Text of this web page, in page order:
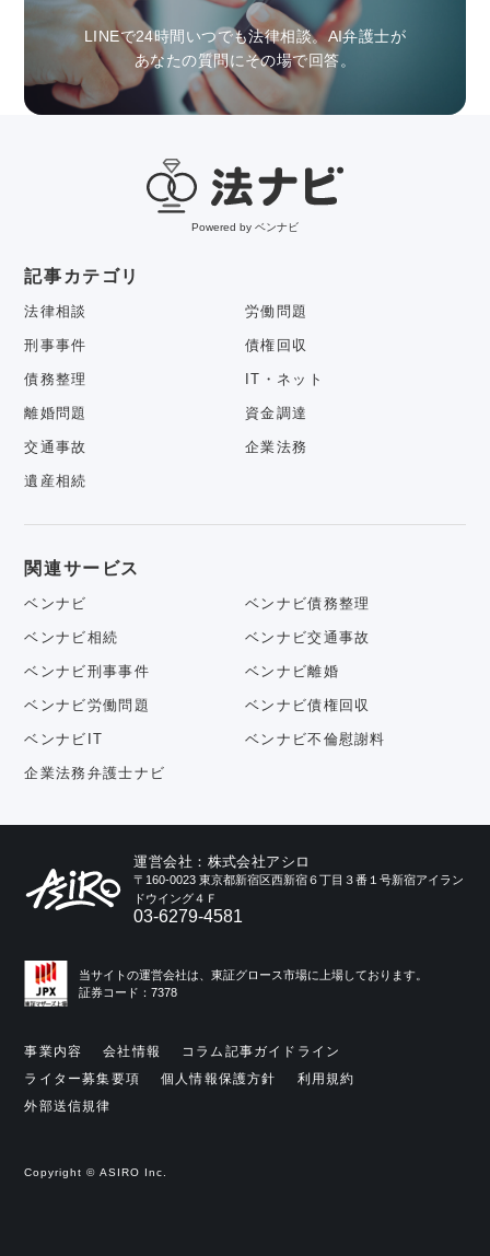
LINEで24時間いつでも法律相談。AI弁護士が
あなたの質問にその場で回答。
Powered by ベンナビ
記事カテゴリ
法律相談 労働問題
刑事事件 債権回収
債務整理 IT・ネット
離婚問題 資金調達
交通事故 企業法務
遺産相続
関連サービス
ベンナビ ベンナビ債務整理
ベンナビ相続 ベンナビ交通事故
ベンナビ刑事事件 ベンナビ離婚
ベンナビ労働問題 ベンナビ債権回収
ベンナビIT ベンナビ不倫慰謝料
企業法務弁護士ナビ
運営会社：株式会社アシロ
〒160-0023 東京都新宿区西新宿６丁目３番１号新宿アイラン
ドウイング４Ｆ
03-6279-4581
当サイトの運営会社は、東証グロース市場に上場しております。
証券コード：7378
事業内容 会社情報
コラム記事ガイドライン
ライター募集要項
個人情報保護方針
利用規約
外部送信規律
Copyright © ASIRO Inc.